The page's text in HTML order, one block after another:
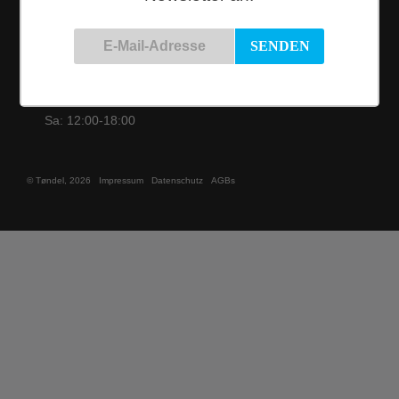
Terminvereinbarung
Sa: 12:00-18:00
© Tøndel, 2026 Impressum Datenschutz AGBs